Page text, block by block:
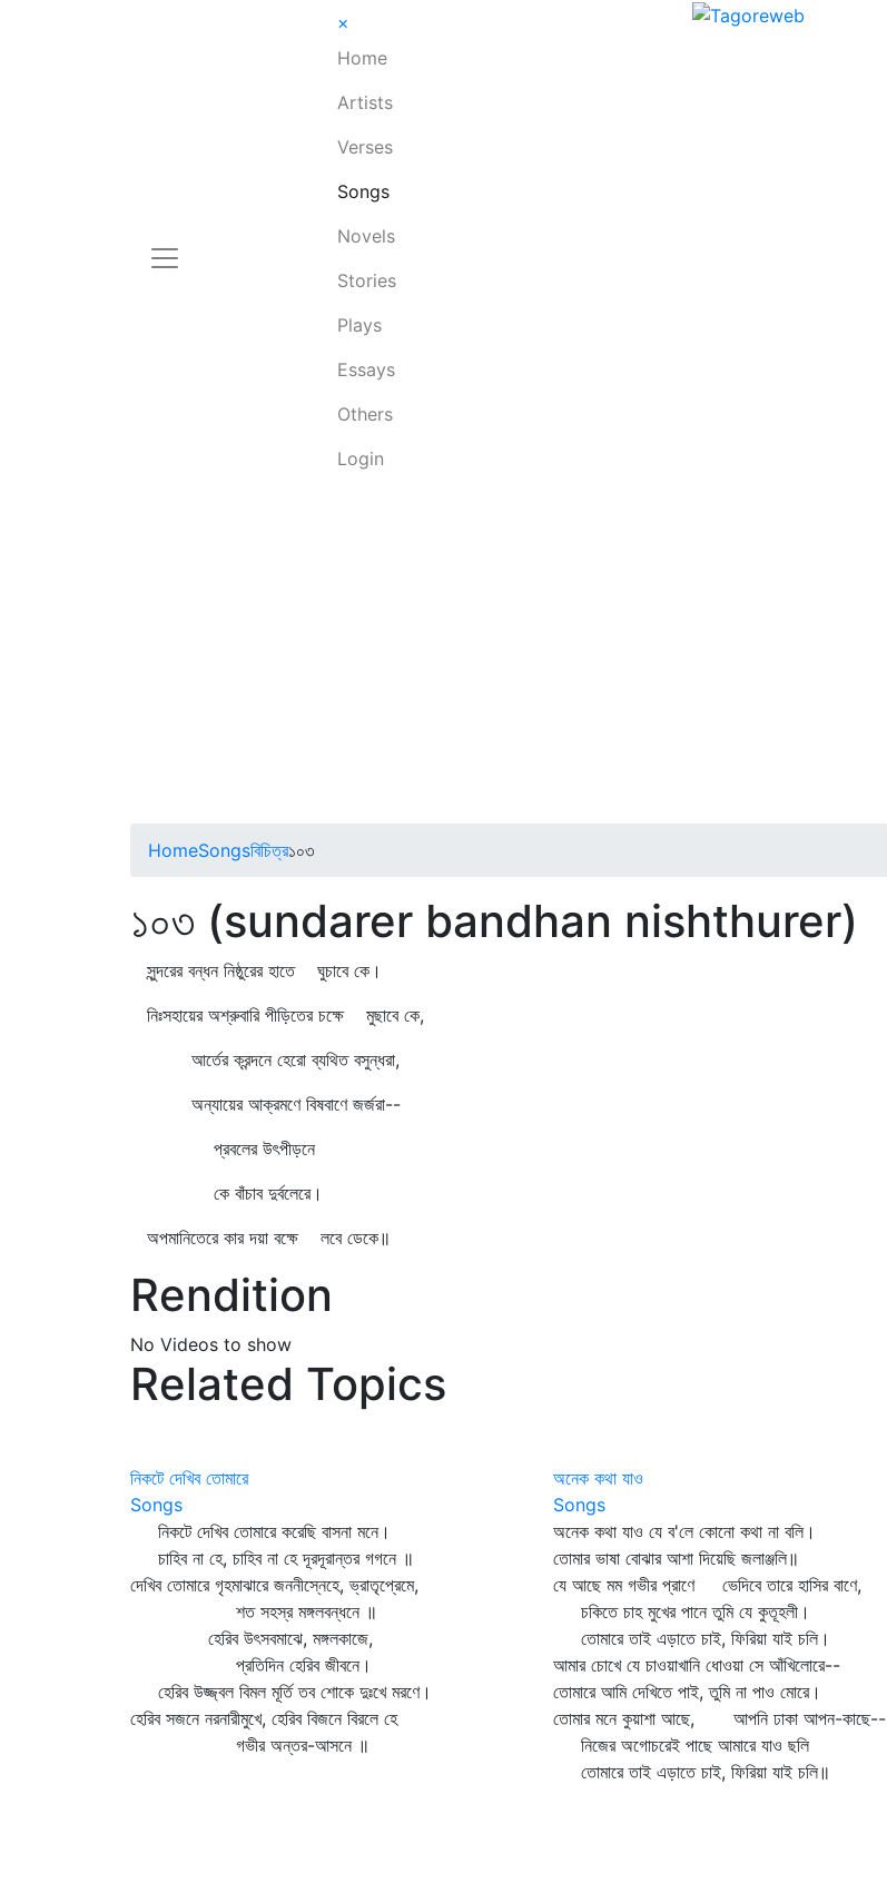
×
Home
Artists
Verses
Songs
Novels
Stories
Plays
Essays
Others
Login
HomeSongsবিচিত্র১০৩
১০৩ (sundarer bandhan nishthurer)
সুন্দরের বন্ধন নিষ্ঠুরের হাতে ঘুচাবে কে।
নিঃসহায়ের অশ্রুবারি পীড়িতের চক্ষে মুছাবে কে,
আর্তের ক্রন্দনে হেরো ব্যথিত বসুন্ধরা,
অন্যায়ের আক্রমণে বিষবাণে জর্জরা--
প্রবলের উৎপীড়নে
কে বাঁচাব দুর্বলেরে।
অপমানিতেরে কার দয়া বক্ষে লবে ডেকে॥
Rendition
No Videos to show
Related Topics
নিকটে দেখিব তোমারে
Songs
নিকটে দেখিব তোমারে করেছি বাসনা মনে।
চাহিব না হে, চাহিব না হে দূরদূরান্তর গগনে ॥
দেখিব তোমারে গৃহমাঝারে জননীস্নেহে, ভ্রাতৃপ্রেমে,
শত সহস্র মঙ্গলবন্ধনে ॥
হেরিব উৎসবমাঝে, মঙ্গলকাজে,
প্রতিদিন হেরিব জীবনে।
হেরিব উজ্জ্বল বিমল মূর্তি তব শোকে দুঃখে মরণে।
হেরিব সজনে নরনারীমুখে, হেরিব বিজনে বিরলে হে
গভীর অন্তর-আসনে ॥
অনেক কথা যাও
Songs
অনেক কথা যাও যে ব'লে কোনো কথা না বলি।
তোমার ভাষা বোঝার আশা দিয়েছি জলাঞ্জলি॥
যে আছে মম গভীর প্রাণে ভেদিবে তারে হাসির বাণে,
চকিতে চাহ মুখের পানে তুমি যে কুতূহলী।
তোমারে তাই এড়াতে চাই, ফিরিয়া যাই চলি।
আমার চোখে যে চাওয়াখানি ধোওয়া সে আঁখিলোরে--
তোমারে আমি দেখিতে পাই, তুমি না পাও মোরে।
তোমার মনে কুয়াশা আছে, আপনি ঢাকা আপন-কাছে--
নিজের অগোচরেই পাছে আমারে যাও ছলি
তোমারে তাই এড়াতে চাই, ফিরিয়া যাই চলি॥